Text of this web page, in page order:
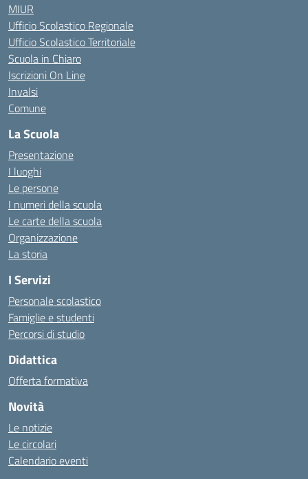
MIUR
Ufficio Scolastico Regionale
Ufficio Scolastico Territoriale
Scuola in Chiaro
Iscrizioni On Line
Invalsi
Comune
La Scuola
Presentazione
I luoghi
Le persone
I numeri della scuola
Le carte della scuola
Organizzazione
La storia
I Servizi
Personale scolastico
Famiglie e studenti
Percorsi di studio
Didattica
Offerta formativa
Novità
Le notizie
Le circolari
Calendario eventi